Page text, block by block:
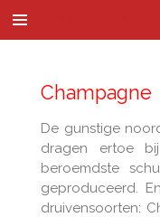
Ga
direct
hoofdinhoud
Champagne
De gunstige
dragen ertoe
beroemdste
geproduceerd.
druivensoorten: